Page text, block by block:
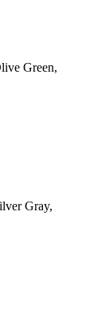
Green,
Gray,